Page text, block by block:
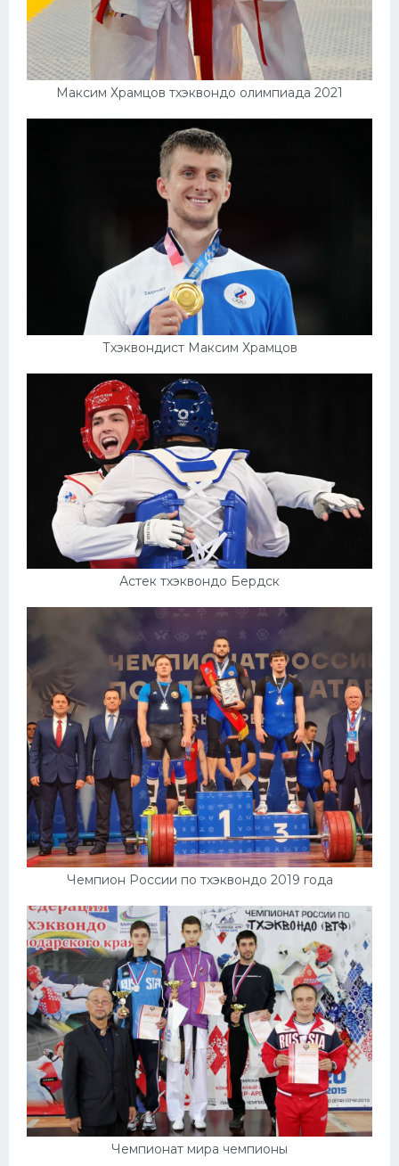
Максим Храмцов тхэквондо олимпиада 2021
Тхэквондист Максим Храмцов
Астек тхэквондо Бердск
Чемпион России по тхэквондо 2019 года
Чемпионат мира чемпионы